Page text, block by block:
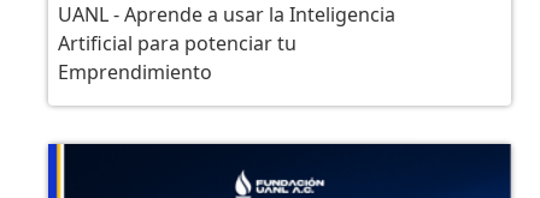
UANL - Aprende a usar la Inteligencia
Artificial para potenciar tu
Emprendimiento